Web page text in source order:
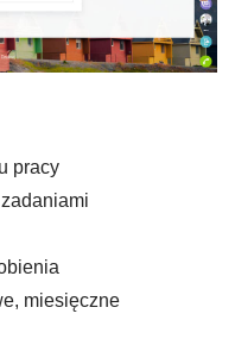
pracy
miesięczne